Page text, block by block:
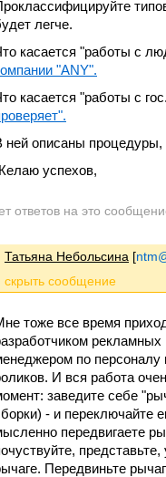
легче.
касается "работы с
"ANY".
касается "работы с
ней описаны процедуры,
успехов,
ответов на это
Татьяна Небольсина [
тоже все время
по
И вся работа
заведите себе
- и переключайте
передвигаете
Передвиньте